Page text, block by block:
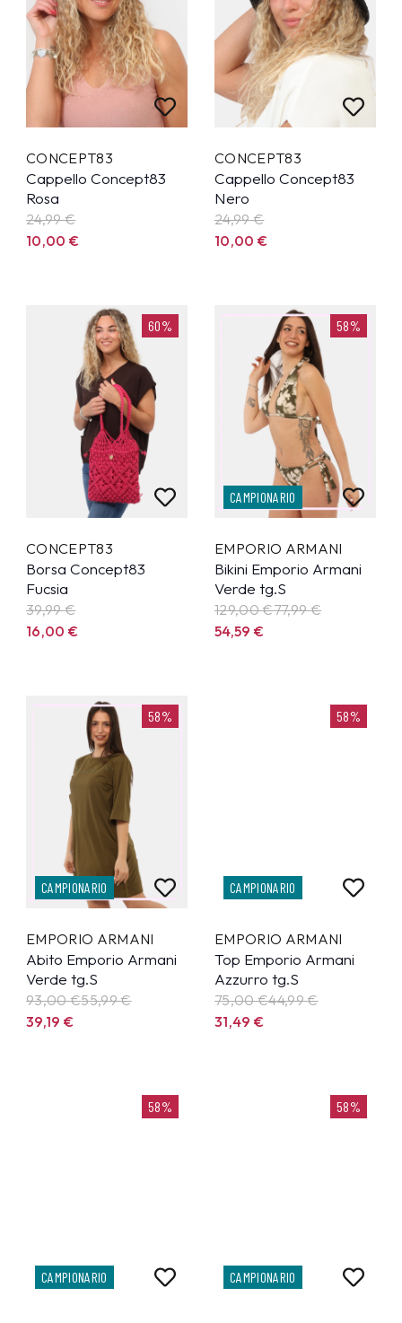
CONCEPT83
Cappello Concept83
Rosa
24,99€
10,00€
CONCEPT83
Cappello Concept83
Nero
24,99€
10,00€
60%
CONCEPT83
Borsa Concept83
Fucsia
39,99€
16,00€
58%
CAMPIONARIO
EMPORIO ARMANI
Bikini Emporio Armani
Verde tg.S
129,00 €77,99€
54,59€
58%
CAMPIONARIO
EMPORIO ARMANI
Abito Emporio Armani
Verde tg.S
93,00 €55,99€
39,19€
58%
CAMPIONARIO
EMPORIO ARMANI
Top Emporio Armani
Azzurro tg.S
75,00 €44,99€
31,49€
58%
CAMPIONARIO
58%
CAMPIONARIO